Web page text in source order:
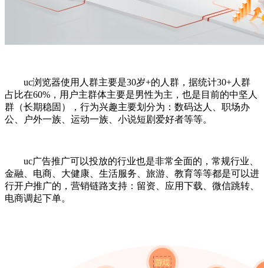
uc浏览器使用人群主要是30岁+的人群，据统计30+人群
占比在60%，用户主群体主要是男性为主，也是目前的中坚人
群（长期稳固），行为兴趣主要划分为：数码达人、职场办
公、户外一族、运动一族、小说短剧爱好者等等。
uc广告推广可以投放的行业也是非常全面的，常规行业、
金融、电商、大健康、生活服务、旅游、教育等等都是可以进
行开户推广的，营销链路支持：留资、应用下载、微信跳转、
电商调起下单。